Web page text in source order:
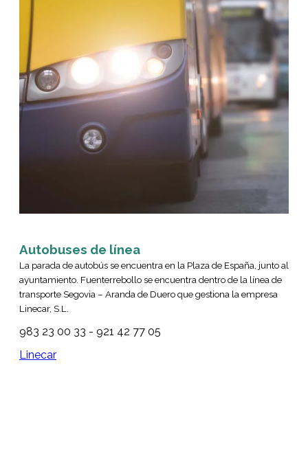
Autobuses de línea
La parada de autobús se encuentra en la Plaza de España, junto al
ayuntamiento. Fuenterrebollo se encuentra dentro de la línea de
transporte Segovia – Aranda de Duero que gestiona la empresa
Linecar, S.L.
983 23 00 33 - 921 42 77 05
Linecar